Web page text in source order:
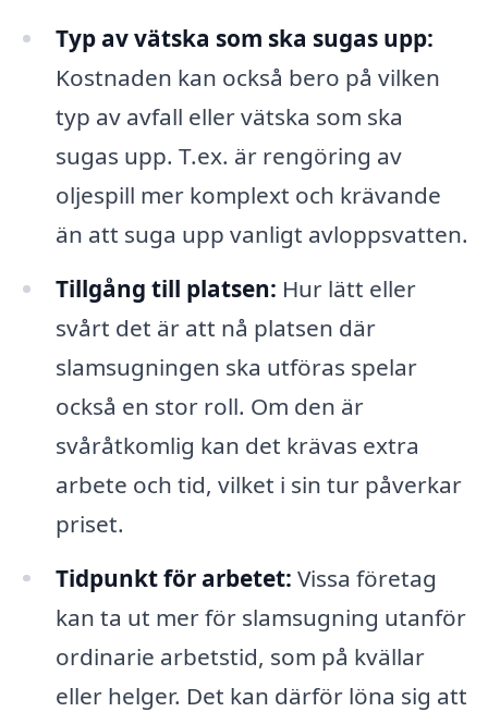
Typ av vätska som ska sugas upp:
Kostnaden kan också bero på vilken
typ av avfall eller vätska som ska
sugas upp. T.ex. är rengöring av
oljespill mer komplext och krävande
än att suga upp vanligt avloppsvatten.
Tillgång till platsen: Hur lätt eller
svårt det är att nå platsen där
slamsugningen ska utföras spelar
också en stor roll. Om den är
svåråtkomlig kan det krävas extra
arbete och tid, vilket i sin tur påverkar
priset.
Tidpunkt för arbetet: Vissa företag
kan ta ut mer för slamsugning utanför
ordinarie arbetstid, som på kvällar
eller helger. Det kan därför löna sig att